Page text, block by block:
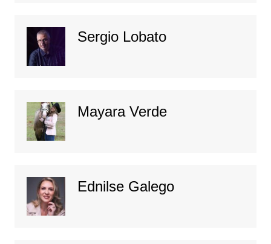
Sergio Lobato
Mayara Verde
Ednilse Galego